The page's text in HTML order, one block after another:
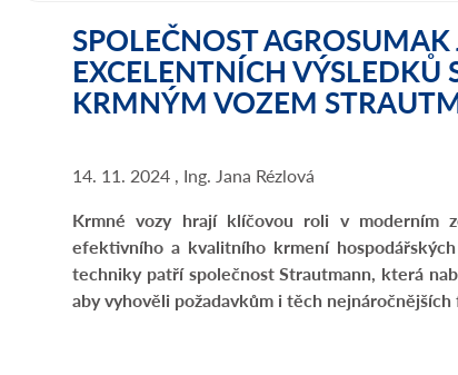
SPOLEČNOST
EXCELENTNÍCH
KRMNÝM VOZEM
14. 11. 2024 , Ing. Jana Rézlová
Krmné vozy hrají klíčovou roli v moderním
efektivního a kvalitního krmení
techniky patří společnost Strautmann, která
aby vyhověli požadavkům i těch nejnáročnějších